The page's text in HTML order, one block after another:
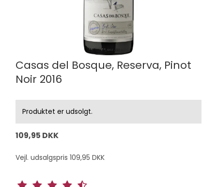
Casas del Bosque, Reserva, Pinot
Noir 2016
Produktet er udsolgt.
109,95 DKK
Vejl. udsalgspris 109,95 DKK